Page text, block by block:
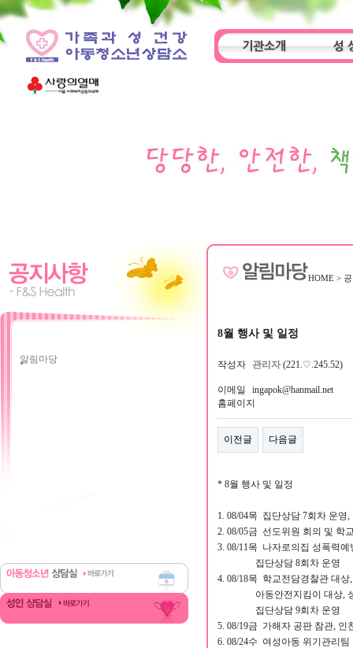
기관소개 성
알림마당
HOME >
8월 행사 및 일정
작성자 관리자 (221.♡.245.52)
이메일
ingapok@hanmail.net
홈페이지
이전글 다음글
* 8월 행사 및 일정
1. 08/04목 집단상담 7회차 운영
2. 08/05금 선도위원 회의 및 학
3. 08/11목 나자로의집 성폭력예
집단상담 8회차 운영
4. 08/18목 학교전담경찰관 대
아동안전지킴이 대상, 성폭
집단상담 9회차 운영
5. 08/19금 가해자 공판 참관, 인
6. 08/24수 여성아동 위기관리